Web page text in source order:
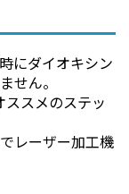
にダイオキシン
せん。
スメのステッ
レーザー加工機